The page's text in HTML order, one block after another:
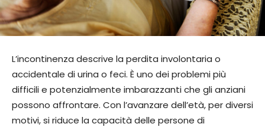
L’incontinenza descrive la perdita involontaria o
accidentale di urina o feci. È uno dei problemi più
difficili e potenzialmente imbarazzanti che gli anziani
possono affrontare. Con l’avanzare dell’età, per diversi
motivi, si riduce la capacità delle persone di